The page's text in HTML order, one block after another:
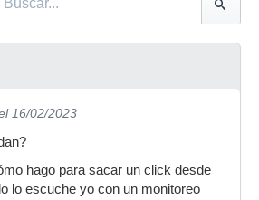
16/02/2023
hago para sacar un click desde
lo escuche yo con un monitoreo